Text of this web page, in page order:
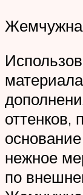
оттенков,
нежное
по